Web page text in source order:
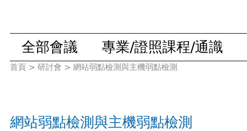
全部會議 專業/證照課程/通識
您
這
首頁 > 研討會 > 網站弱點檢測與主機弱點檢測
網站弱點檢測與主機弱點檢測